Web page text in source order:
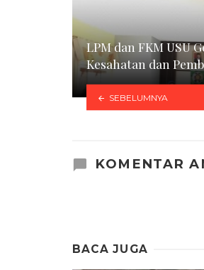
LPM dan FKM USU
Kesahatan dan
SEBELUMNYA
KOMENTAR
BACA JUGA